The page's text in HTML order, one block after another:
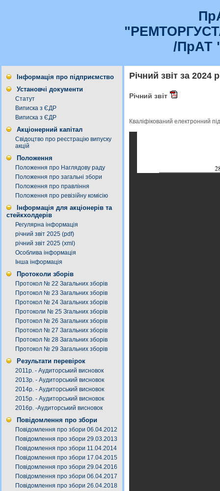
/ПрАТ
Інформація про підприємство
Установчі документи
Статут
Виписка з ЄДР
Виписка з ЄДР
Акціонерний капітал
Свідоцтво про реєстрацію випуску
акцій
Положення
Положення про Наглядову раду
Положення про загальні збори
Положення про правління
Положення про ревізійну комісію
Інформація для акціонерів та
стейкхолдерів
Регулярна інформація
річний звіт 2025 (pdf)
річний звіт 2025 (xml)
Особлива інформація
Інша інформація
Протоколи зборів
Протокол № 22 Загальних зборів
Протокол № 23 Загальних зборів
Протокол № 24 Загальних зборів
Протоколи № 25 Згальних зборів
Протокол № 26 Загальних зборів
Протокол № 27 Загальних зборів
Протокол № 28 Загальних зборів
Протокол № 29 Загальних зборів
Результати перевірок
2011р. - Аудиторський висновок
2013р. - Аудиторський висновок
2014р. - Аудиторський висновок
2015р. - Аудиторський висновок
2016р. -Аудиторський висновок
Повідомлення про збори
Повідомлення про збори 06.04.2012
Повідомлення про збори 29.03.2013
Повідомлення про збори 11.04.2014
Повідомлення про збори 17.04.2015
Повідомлення про збори 29.04.2016
Повідомлення про збори 06.04.2017
Повідомлення про збори 26.04.2018
Річний звіт за 2024
Річний звіт
Кваліфікований електронний